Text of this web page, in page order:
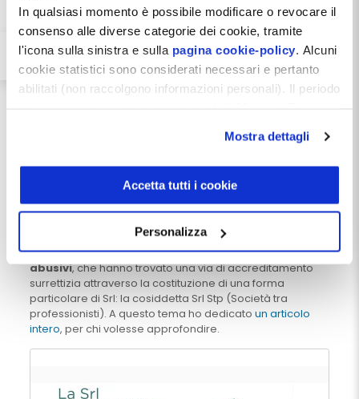
In qualsiasi momento è possibile modificare o revocare il
consenso alle diverse categorie dei cookie, tramite
l'icona sulla sinistra e sulla pagina cookie-policy. Alcuni
cookie statistici sono considerati necessari e pertanto
abilitati (non raccolgono informazioni personali). Il periodo
indirizzo:dentistamanager.it/contatti-dentista-
Chiudendo questo banner tramite apposita X in alto a
Mostra dettagli
Accetta tutti i cookie
Personalizza
La cosa singolare e stupefacente è
che una srl ordinaria odontoiatrica
è lo strumento utilizzato con
maggior profitto e scaltrezza da
coloro che sarebbero per legge
odontoiatrica piuttosto che da
esercitarla forti di un titolo
abilitante. In questo i dentisti hanno
ancora tanto da imparare.
Ironia della sorte i loro maestri sarebbero proprio gli
abusivi, che hanno trovato una via di accreditamento
surrettizia attraverso la costituzione di una forma
particolare di Srl: la cosiddetta Srl Stp (Società tra
professionisti). A questo tema ho dedicato un articolo
intero, per chi volesse approfondire.